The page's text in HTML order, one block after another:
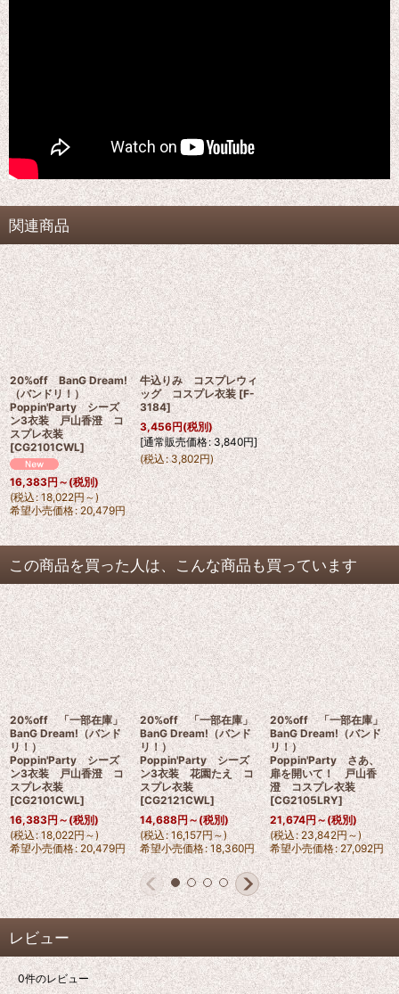
関連商品
20%off BanG Dream!
（バンドリ！）
Poppin'Party シーズ
ン3衣装 戸山香澄 コ
スプレ衣装
[CG2101CWL]
16,383円～(税別)
(税込: 18,022円～)
希望小売価格: 20,479円
牛込りみ コスプレウィ
ッグ コスプレ衣装 [F-
3184]
3,456円(税別)
[通常販売価格: 3,840円]
(税込: 3,802円)
この商品を買った人は、こんな商品も買っています
20%off 「一部在庫」
BanG Dream!（バンド
リ！）
Poppin'Party シーズ
ン3衣装 戸山香澄 コ
スプレ衣装
[CG2101CWL]
16,383円～(税別)
(税込: 18,022円～)
希望小売価格: 20,479円
20%off 「一部在庫」
BanG Dream!（バンド
リ！）
Poppin'Party シーズ
ン3衣装 花園たえ コ
スプレ衣装
[CG2121CWL]
14,688円～(税別)
(税込: 16,157円～)
希望小売価格: 18,360円
20%off 「一部在庫」
BanG Dream!（バンド
リ！）
Poppin'Party さあ、
扉を開いて！ 戸山香
澄 コスプレ衣装
[CG2105LRY]
21,674円～(税別)
(税込 : 23,842円～)
希望小売価格: 27,092円
レビュー
0件のレビュー